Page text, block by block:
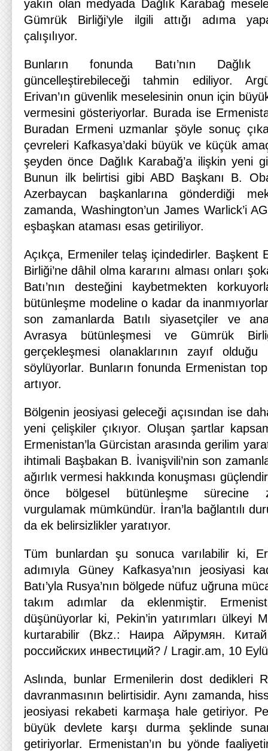
yakın olan medyada Dağlık Karabağ
Gümrük Birliği’yle ilgili attığı adıma
çalışılıyor.
Bunların fonunda Batı’nın Dağlık
güncelleştirebileceği tahmin ediliyor.
Erivan’ın güvenlik meselesinin onun için
vermesini gösteriyorlar. Burada ise
Buradan Ermeni uzmanlar şöyle sonuç
çevreleri Kafkasya’daki büyük ve küçük
şeyden önce Dağlık Karabağ’a ilişkin yeni
Bunun ilk belirtisi gibi ABD Başkanı B.
Azerbaycan başkanlarına gönderdiği
zamanda, Washington’un James Warlick’i
eşbaşkan ataması esas getiriliyor.
Açıkça, Ermeniler telaş içindedirler. Başkent
Birliği’ne dâhil olma kararını alması onları
Batı’nın desteğini kaybetmekten
bütünleşme modeline o kadar da
son zamanlarda Batılı siyasetçiler ve
Avrasya bütünleşmesi ve Gümrük
gerçekleşmesi olanaklarının zayıf
söylüyorlar. Bunların fonunda Ermenistan
artıyor.
Bölgenin jeosiyasi geleceği açısından ise
yeni çelişkiler çıkıyor. Oluşan şartlar
Ermenistan’la Gürcistan arasında gerilim
ihtimali Başbakan B. İvanişvili’nin son
ağırlık vermesi hakkında konuşması
önce bölgesel bütünleşme sürecine
vurgulamak mümkündür. İran’la bağlantılı
da ek belirsizlikler yaratıyor.
Tüm bunlardan şu sonuca varılabilir ki,
adımıyla Güney Kafkasya’nın jeosiyasi
Batı’yla Rusya’nın bölgede nüfuz uğruna
takım adımlar da eklenmiştir.
düşünüyorlar ki, Pekin’in yatırımları ülkeyi
kurtarabilir (Bkz.: Наира Айрумян.
российских инвестиций? / Lragir.am, 10
Aslında, bunlar Ermenilerin dost dedikleri
davranmasının belirtisidir. Aynı zamanda,
jeosiyasi rekabeti karmaşa hale getiriyor.
büyük devlete karşı durma şeklinde
getiriyorlar. Ermenistan’ın bu yönde